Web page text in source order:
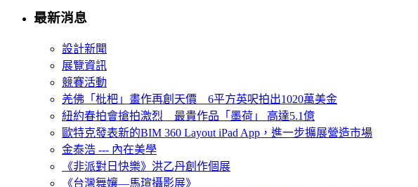
最新消息
設計新聞
展覽資訊
競賽活動
羌佛「枇杷」畫作再創天價 6平方英呎拍出1020萬美金
紐約春拍會搶拍激烈 最貴作品「墨荷」 高達5.1億
歐特克發表新的BIM 360 Layout iPad App，進一步擴展營造市場
金泰浩 --- 內在美學
《非派對日快樂》洪乙丹創作個展
《台灣舞孃—馬瑄攝影展》